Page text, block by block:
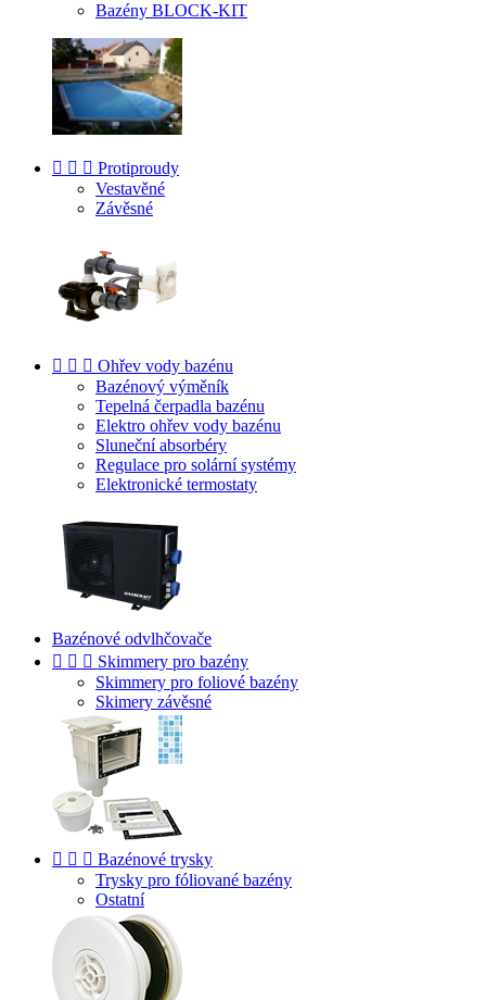
Bazény BLOCK-KIT
   Protiproudy
Vestavěné
Závěsné
   Ohřev vody bazénu
Bazénový výměník
Tepelná čerpadla bazénu
Elektro ohřev vody bazénu
Sluneční absorbéry
Regulace pro solární systémy
Elektronické termostaty
Bazénové odvlhčovače
   Skimmery pro bazény
Skimmery pro foliové bazény
Skimery závěsné
   Bazénové trysky
Trysky pro fóliované bazény
Ostatní